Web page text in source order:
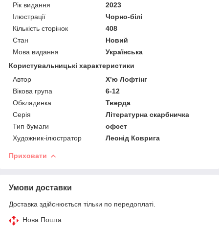
Рік видання
2023
Ілюстрації
Чорно-білі
Кількість сторінок
408
Стан
Новий
Мова видання
Українська
Користувальницькі характеристики
Автор
Х’ю Лофтінг
Вікова група
6-12
Обкладинка
Тверда
Серія
Літературна скарбничка
Тип бумаги
офсет
Художник-ілюстратор
Леонід Коврига
Приховати
Умови доставки
Доставка здійснюється тільки по передоплаті.
Нова Пошта